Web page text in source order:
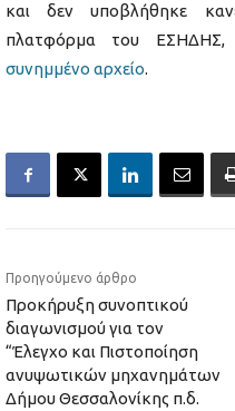
και δεν υποβλήθηκε
πλατφόρμα του
συνημμένο αρχείο.
Προηγούμενο άρθρο
Προκήρυξη συνοπτικού
διαγωνισμού για τον
“Έλεγχο και Πιστοποίηση
ανυψωτικών μηχανημάτων
Δήμου Θεσσαλονίκης π.δ.